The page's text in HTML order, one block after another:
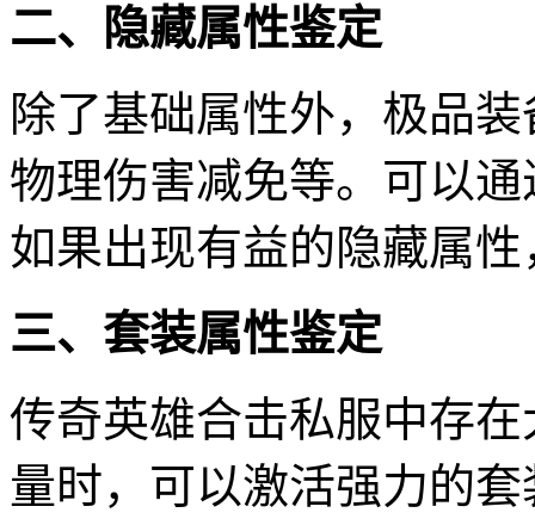
二、隐藏属性鉴定
除了基础属性外，极品
物理伤害减免等。可以
如果出现有益的隐藏属
三、套装属性鉴定
传奇英雄合击私服中存
量时，可以激活强力的